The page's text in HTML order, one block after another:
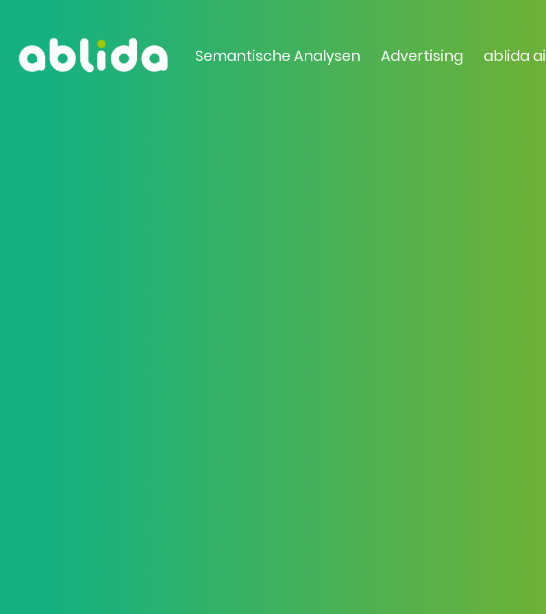
Semantische Analysen Advertising ablida ai